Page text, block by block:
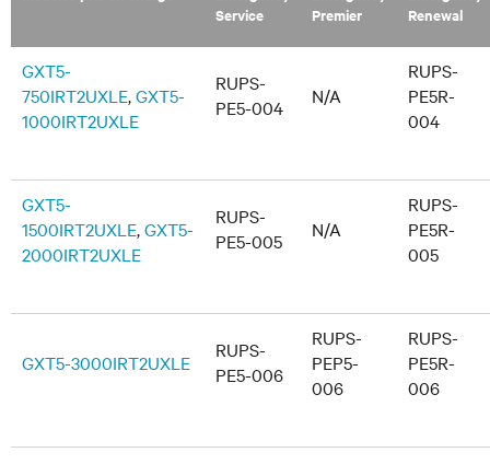
Service
Premier
Renewal
GXT5-
750IRT2UXLE,GXT5-
1000IRT2UXLE
RUPS-
PE5-004
N/A
RUPS-
PE5R-
004
GXT5-
1500IRT2UXLE,GXT5-
2000IRT2UXLE
RUPS-
PE5-005
N/A
RUPS-
PE5R-
005
GXT5-3000IRT2UXLE
RUPS-
PE5-006
RUPS-
PEP5-
006
RUPS-
PE5R-
006